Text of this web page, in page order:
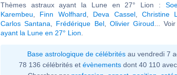
Thèmes astraux ayant la Lune en 27° Lion :
Karembeu
Finn Wolfhard Deva Cassel, Christine
Carlos Santana
Frédérique Bel, Olivier Giroud ...
ayant la Lune en 27° Lion
Base astrologique de célébrités au vendredi 7
78 136 célébrités et évènementsdont 40 110